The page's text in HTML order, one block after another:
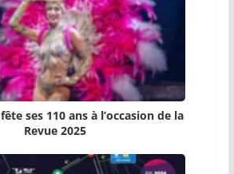
ses 110 ans à l’occasion de la
Revue 2025